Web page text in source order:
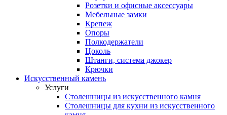
Розетки и офисные аксессуары
Мебельные замки
Крепеж
Опоры
Полкодержатели
Цоколь
Штанги, система джокер
Крючки
Искусственный камень
Услуги
Столешницы из искусственного камня
Столешницы для кухни из искусственного